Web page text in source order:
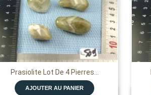
Prasiolite Lot De 4 Pierres...
AJOUTER AU PANIER